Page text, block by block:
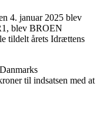
4. januar 2025 blev
blev BROEN
tildelt årets Idrættens
til indsatsen med at